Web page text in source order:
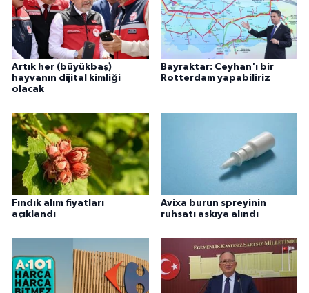
Artık her (büyükbaş)
hayvanın dijital kimliği
olacak
Bayraktar: Ceyhan'ı bir
Rotterdam yapabiliriz
Fındık alım fiyatları
açıklandı
Avixa burun spreyinin
ruhsatı askıya alındı